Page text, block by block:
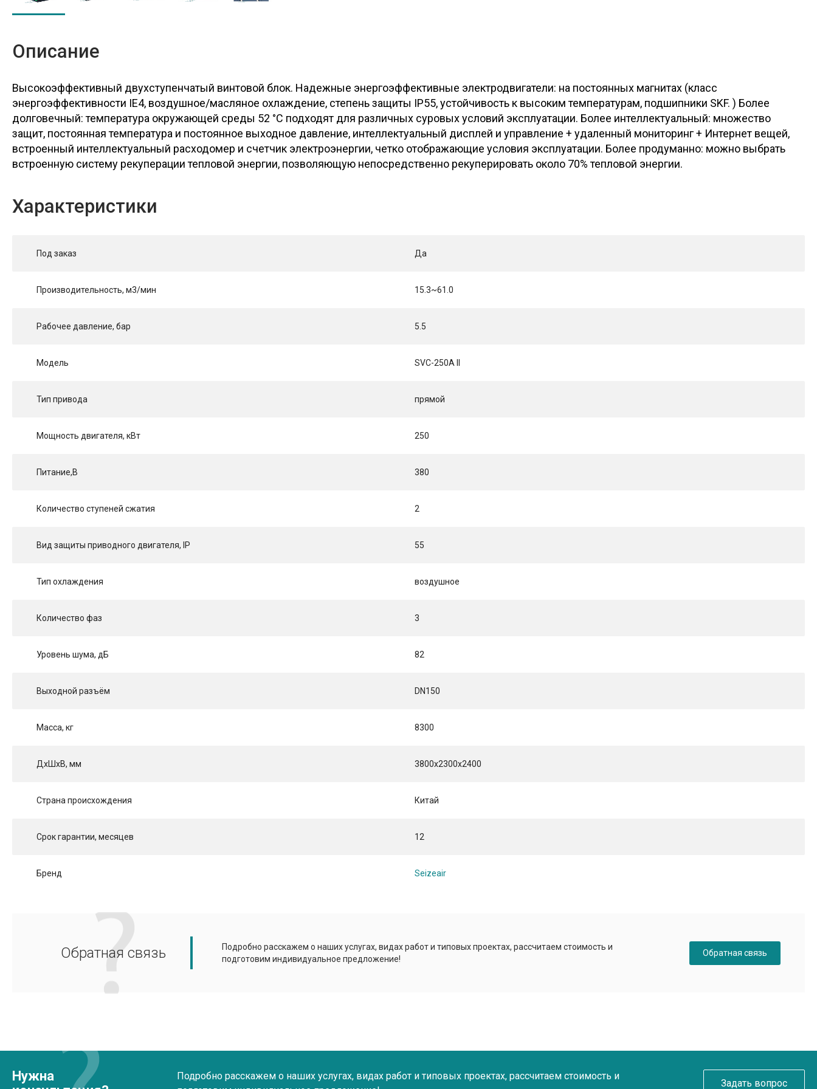
Описание
Высокоэффективный двухступенчатый винтовой блок. Надежные энергоэффективные электродвигатели: на постоянных магнитах (класс
энергоэффективности IE4, воздушное/масляное охлаждение, степень защиты IP55, устойчивость к высоким температурам, подшипники SKF. ) Более
долговечный: температура окружающей среды 52 °C подходят для различных суровых условий эксплуатации. Более интеллектуальный: множество
защит, постоянная температура и постоянное выходное давление, интеллектуальный дисплей и управление + удаленный мониторинг + Интернет вещей,
встроенный интеллектуальный расходомер и счетчик электроэнергии, четко отображающие условия эксплуатации. Более продуманно: можно выбрать
встроенную систему рекуперации тепловой энергии, позволяющую непосредственно рекуперировать около 70% тепловой энергии.
Характеристики
Под заказ Да
Производительность, м3/мин 15.3~61.0
Рабочее давление, бар 5.5
Модель SVC-250A II
Тип привода прямой
Мощность двигателя, кВт 250
Питание,В 380
Количество ступеней сжатия 2
Вид защиты приводного двигателя, IP 55
Тип охлаждения воздушное
Количество фаз 3
Уровень шума, дБ 82
Выходной разъём DN150
Масса, кг 8300
ДхШхВ, мм 3800x2300x2400
Страна происхождения Китай
Срок гарантии, месяцев 12
Бренд Seizeair
Обратная связь
Подробно расскажем о наших услугах, видах работ и типовых проектах, рассчитаем стоимость и
подготовим индивидуальное предложение!
Обратная связь
Нужна
Подробно расскажем о наших услугах, видах работ и типовых проектах, рассчитаем стоимость и
Задать вопрос